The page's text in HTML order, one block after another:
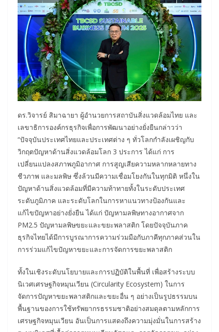
ดร.วิจารย์ สิมาฉายา ผู้อำนวยการสถาบันสิ่งแวดล้อมไทย และ
เลขาธิการองค์กรธุรกิจเพื่อการพัฒนาอย่างยั่งยืนกล่าวว่า
“ปัจจุบันประเทศไทยและประเทศต่าง ๆ ทั่วโลกกำลังเผชิญกับ
วิกฤตปัญหาด้านสิ่งแวดล้อมโลก 3 ประการ ได้แก่ การ
เปลี่ยนแปลงสภาพภูมิอากาศ การสูญเสียความหลากหลายทาง
ชีวภาพ และมลพิษ ซึ่งล้วนมีความเชื่อมโยงกันในทุกมิติ หนึ่งใน
ปัญหาด้านสิ่งแวดล้อมที่มีความท้าทายทั้งในระดับประเทศ
ระดับภูมิภาค และระดับโลกในการหาแนวทางป้องกันและ
แก้ไขปัญหาอย่างยั่งยืน ได้แก่ ปัญหามลพิษทางอากาศจาก
PM2.5 ปัญหามลพิษขยะและขยะพลาสติก โดยปัจจุบันภาค
ธุรกิจไทยได้มีการบูรณาการความร่วมมือกับภาคีทุกภาคส่วนใน
การร่วมแก้ไขปัญหาขยะและการจัดการขยะพลาสติก
ทั้งในเชิงระดับนโยบายและการปฏิบัติในพื้นที่ เพื่อสร้างระบบ
นิเวศเศรษฐกิจหมุนเวียน (Circularity Ecosystem) ในการ
จัดการปัญหาขยะพลาสติกและขยะอื่น ๆ อย่างเป็นรูปธรรมบน
พื้นฐานของการใช้ทรัพยากรธรรมชาติอย่างสมดุลตามหลักการ
เศรษฐกิจหมุนเวียน อันเป็นการแสดงถึงความมุ่งมั่นในการสร้าง